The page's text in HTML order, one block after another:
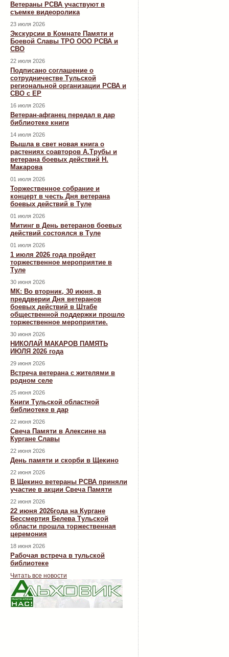
Ветераны РСВА участвуют в
съемке видеоролика
23 июля 2026
Экскурсии в Комнате Памяти и
Боевой Славы ТРО ООО РСВА и
СВО
22 июля 2026
Подписано соглашение о
сотрудничестве Тульской
региональной организации РСВА и
СВО с ЕР
16 июля 2026
Ветеран-афганец передал в дар
библиотеке книги
14 июля 2026
Вышла в свет новая книга о
растениях соавторов А.Трубы и
ветерана боевых действий Н.
Макарова
01 июля 2026
Торжественное собрание и
концерт в честь Дня ветерана
боевых действий в Туле
01 июля 2026
Митинг в День ветеранов боевых
действий состоялся в Туле
01 июля 2026
1 июля 2026 года пройдет
торжественное мероприятие в
Туле
30 июня 2026
МК: Во вторник, 30 июня, в
преддверии Дня ветеранов
боевых действий в Штабе
общественной поддержки прошло
торжественное мероприятие.
30 июня 2026
НИКОЛАЙ МАКАРОВ ПАМЯТЬ
ИЮЛЯ 2026 года
29 июня 2026
Встреча ветерана с жителями в
родном селе
25 июня 2026
Книги Тульской областной
библиотеке в дар
22 июня 2026
Свеча Памяти в Алексине на
Кургане Славы
22 июня 2026
День памяти и скорби в Щекино
22 июня 2026
В Щекино ветераны РСВА приняли
участие в акции Свеча Памяти
22 июня 2026
22 июня 2026года на Кургане
Бессмертия Белева Тульской
области прошла торжественная
церемония
18 июня 2026
Рабочая встреча в тульской
библиотеке
Читать все новости